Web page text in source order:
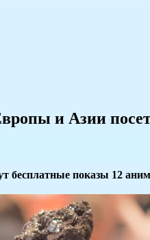
и Азии
бесплатные показы 12